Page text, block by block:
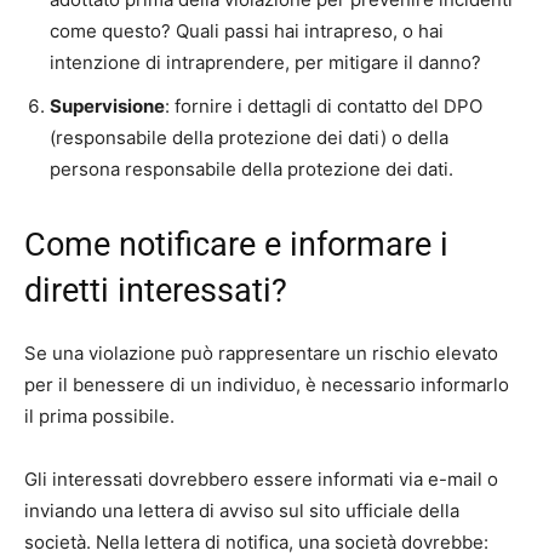
come questo? Quali passi hai intrapreso, o hai
intenzione di intraprendere, per mitigare il danno?
Supervisione: fornire i dettagli di contatto del DPO
(responsabile della protezione dei dati) o della
persona responsabile della protezione dei dati.
Come notificare e informare i
diretti interessati?
Se una violazione può rappresentare un rischio elevato
per il benessere di un individuo, è necessario informarlo
il prima possibile.
Gli interessati dovrebbero essere informati via e-mail o
inviando una lettera di avviso sul sito ufficiale della
società. Nella lettera di notifica, una società dovrebbe: